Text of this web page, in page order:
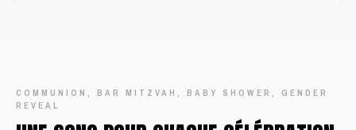
COMMUNION, BAR MITZVAH, BABY SHOWER, GENDER
REVEAL